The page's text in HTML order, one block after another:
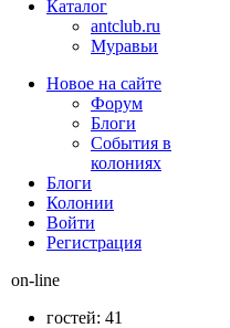
Каталог
antclub.ru
Муравьи
Новое на сайте
Форум
Блоги
События в
колониях
Блоги
Колонии
Войти
Peгиcтpaция
on-line
гостей: 41